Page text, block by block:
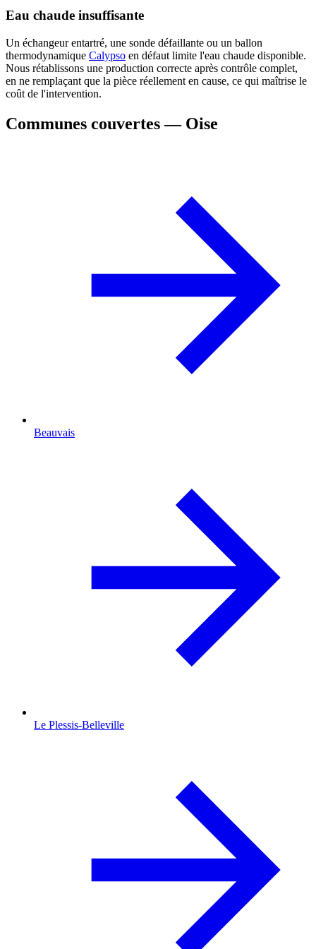
Eau chaude insuffisante
Un échangeur entartré, une sonde défaillante ou un ballon
thermodynamique Calypso en défaut limite l'eau chaude disponible.
Nous rétablissons une production correcte après contrôle complet,
en ne remplaçant que la pièce réellement en cause, ce qui maîtrise le
coût de l'intervention.
Communes couvertes — Oise
Beauvais
Le Plessis-Belleville